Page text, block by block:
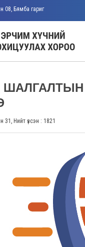
08, Бямба гариг
Нийт үзсэн : 1821